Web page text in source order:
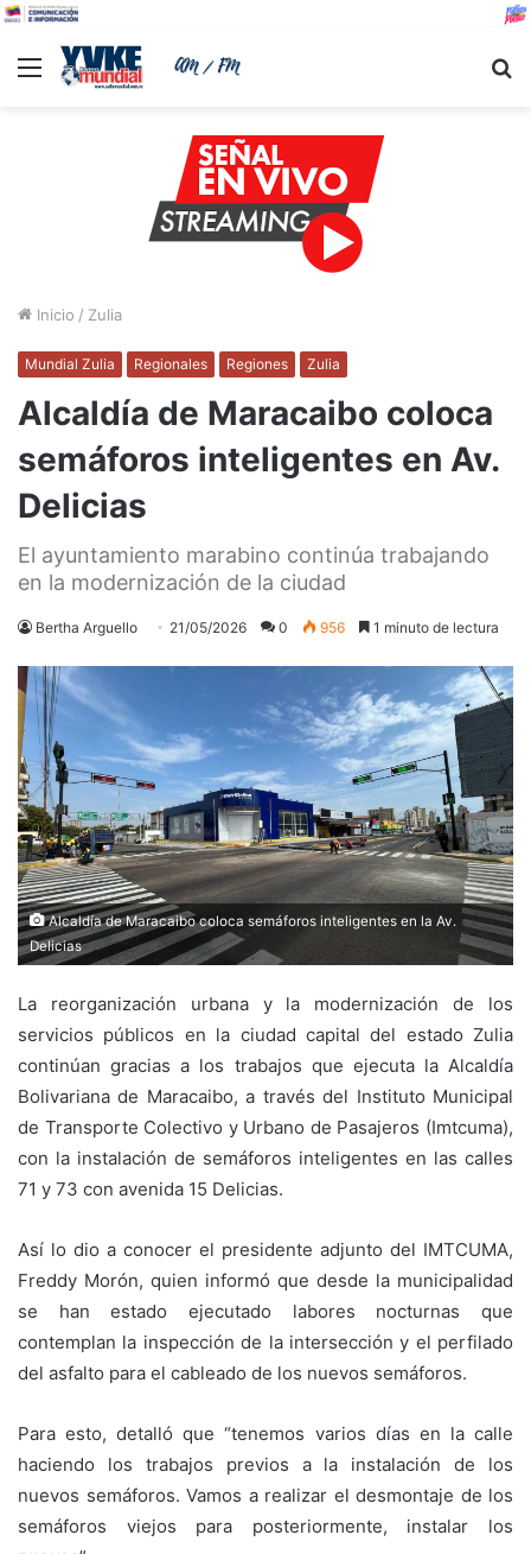
Menu
Inicio / Zulia
Mundial Zulia Regionales Regiones Zulia
Alcaldía de Maracaibo coloca
semáforos inteligentes en Av.
Delicias
El ayuntamiento marabino continúa trabajando
en la modernización de la ciudad
Bertha Arguello 21/05/2026 0 956 1 minuto de lectura
Alcaldía de Maracaibo coloca semáforos inteligentes en la Av.
Delicias
La reorganización urbana y la modernización de los
servicios públicos en la ciudad capital del estado Zulia
continúan gracias a los trabajos que ejecuta la Alcaldía
Bolivariana de Maracaibo, a través del Instituto Municipal
de Transporte Colectivo y Urbano de Pasajeros (Imtcuma),
con la instalación de semáforos inteligentes en las calles
71 y 73 con avenida 15 Delicias.
Así lo dio a conocer el presidente adjunto del IMTCUMA,
Freddy Morón, quien informó que desde la municipalidad
se han estado ejecutado labores nocturnas que
contemplan la inspección de la intersección y el perfilado
del asfalto para el cableado de los nuevos semáforos.
Para esto, detalló que “tenemos varios días en la calle
haciendo los trabajos previos a la instalación de los
nuevos semáforos. Vamos a realizar el desmontaje de los
semáforos viejos para posteriormente, instalar los